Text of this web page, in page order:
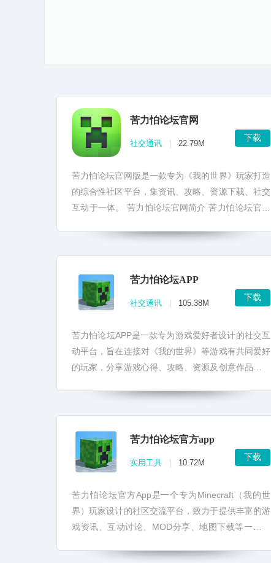
苦力怕论坛官网
社交通讯 22.79M
下载
苦力怕论坛官网版是一款专为《我的世界》玩家打造
的综合性社区平台，集资讯、攻略、资源下载、社交
互动于一体。 苦力怕论坛官网简介 苦力怕论坛官网
苦力怕论坛APP
社交通讯 105.38M
下载
苦力怕论坛APP是一款专为游戏爱好者设计的社交互
动平台，旨在连接对《我的世界》等游戏有共同爱好
的玩家，分享游戏心得、攻略、资源及创意作品，促
苦力怕论坛官方app
实用工具 10.72M
下载
苦力怕论坛官方App是一个专为Minecraft（我的世
界）玩家设计的社区交流平台，致力于提供丰富的游
戏资讯、互动讨论、MOD分享、地图下载等一站式